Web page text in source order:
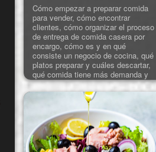
Cómo empezar a preparar comida
para vender, cómo encontrar
clientes, cómo organizar el proceso
de entrega de comida casera por
encargo, cómo es y en qué
consiste un negocio de cocina, qué
platos preparar y cuáles descartar,
qué comida tiene más demanda y
qué tipos de platos tienen menos
competencia... Hablamos de todas
estas cuestiones aquí.
A partir de varios ejemplos,
analizamos las ins